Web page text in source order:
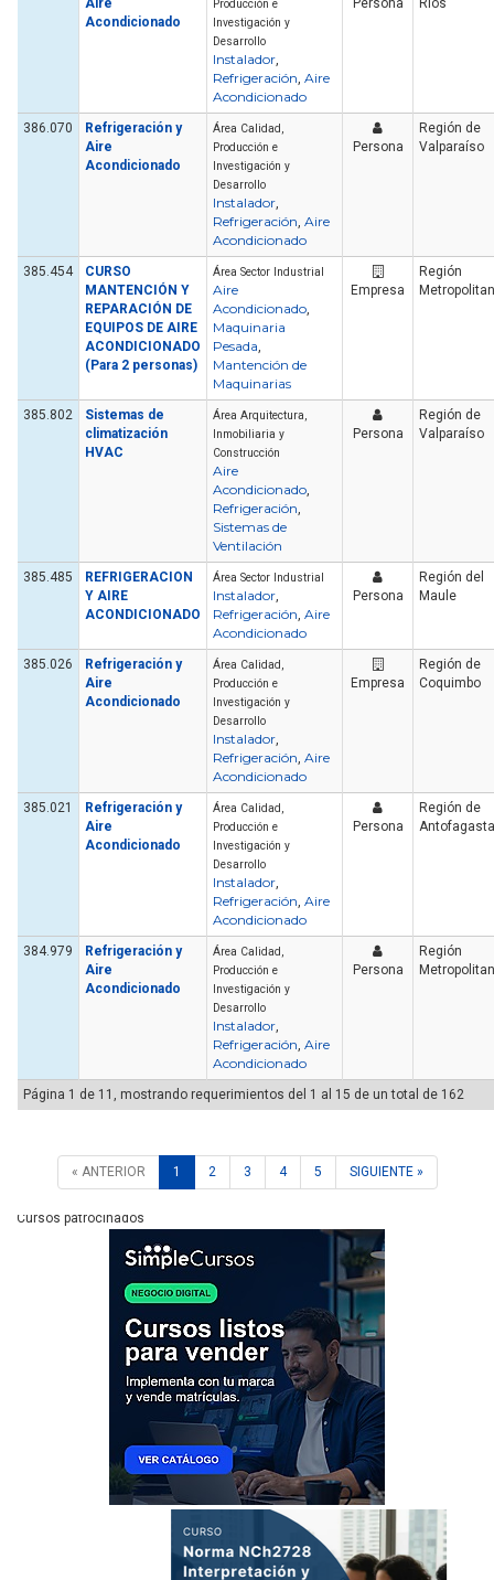
Aire
Acondicionado
Producción e
Investigación y
Desarrollo
Instalador,
Refrigeración, Aire
Acondicionado
Persona Ríos
386.070
Refrigeración y
Aire
Acondicionado
Área Calidad,
Producción e
Investigación y
Desarrollo
Instalador,
Refrigeración, Aire
Acondicionado
Persona
Región de
Valparaíso
385.454
CURSO
MANTENCIÓN Y
REPARACIÓN DE
EQUIPOS DE AIRE
ACONDICIONADO
(Para 2 personas)
Área Sector Industrial
Aire
Acondicionado,
Maquinaria
Pesada,
Mantención de
Maquinarias
Empresa
Región
385.802
Sistemas de
climatización
HVAC
Área Arquitectura,
Inmobiliaria y
Construcción
Aire
Acondicionado,
Refrigeración,
Sistemas de
Ventilación
Persona
Región de
Valparaíso
385.485
REFRIGERACION
Y AIRE
ACONDICIONADO
Área Sector Industrial
Instalador,
Refrigeración, Aire
Acondicionado
Persona
Región del
Maule
385.026
Refrigeración y
Aire
Acondicionado
Área Calidad,
Producción e
Investigación y
Desarrollo
Instalador,
Refrigeración, Aire
Acondicionado
Empresa
Región de
Coquimbo
385.021
Refrigeración y
Aire
Acondicionado
Área Calidad,
Producción e
Investigación y
Desarrollo
Instalador,
Refrigeración, Aire
Acondicionado
Persona
Región de
Antofagasta
384.979
Refrigeración y
Aire
Acondicionado
Área Calidad,
Producción e
Investigación y
Desarrollo
Instalador,
Refrigeración, Aire
Acondicionado
Persona
Región
Página 1 de 11, mostrando requerimientos del 1 al 15 de un total de 162
« ANTERIOR 1 2 3 4 5 SIGUIENTE »
Cursos patrocinados